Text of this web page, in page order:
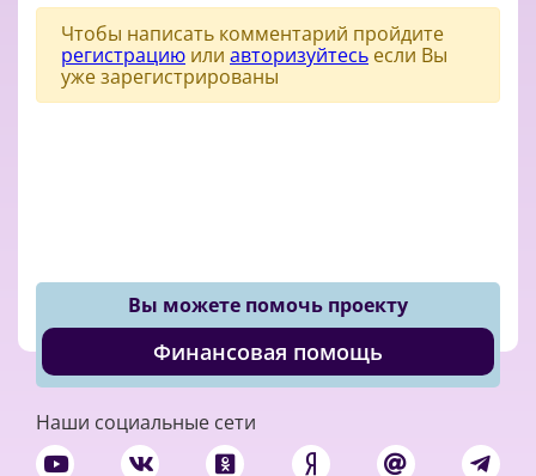
Чтобы написать комментарий пройдите
регистрацию или авторизуйтесь если Вы
уже зарегистрированы
Вы можете помочь проекту
Финансовая помощь
Наши социальные сети